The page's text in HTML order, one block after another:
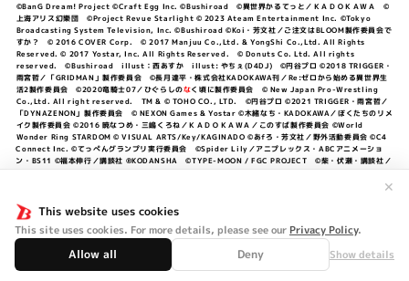
This website uses cookies
This site uses cookies. For more details, please see our Privacy Policy.
Allow all Deny Show details
✕
©BanG Dream! Project ©Craft Egg Inc. ©Bushiroad ©異世界かるてっと／ＫＡＤＯＫＡＷＡ ©
上海アリス幻樂団 ©Project Revue Starlight © 2023 Ateam Entertainment Inc. ©Tokyo
Broadcasting System Television, Inc. ©Bushiroad ©Koi・芳文社／ご注文はBLOOM製作委員会で
すか？ © 2016 COVER Corp. © 2017 Manjuu Co.,Ltd. & YongShi Co.,Ltd. All Rights
Reserved. © 2017 Yostar, Inc. All Rights Reserved. © Donuts Co. Ltd. All rights
reserved. ©Bushiroad illust：西あすか illust: やちぇ(D4DJ) ©円谷プロ ©2018 TRIGGER・
雨宮哲／「GRIDMAN」製作委員会 ©長月達平・株式会社KADOKAWA刊／Re:ゼロから始める異世界生
活2製作委員会 ©2020竜騎士07／ひぐらしのなく頃に製作委員会 © New Japan Pro-Wrestling
Co.,Ltd. All right reserved. TM & © TOHO CO., LTD. ©円谷プロ ©2021 TRIGGER・雨宮哲／
「DYNAZENON」製作委員会 © NEXON Games & Yostar ©木緒なち・KADOKAWA／ぼくたちのリメ
イク製作委員会 ©2016 暁なつめ・三嶋くろね／ＫＡＤＯＫＡＷＡ／このすば製作委員会 ©World
Wonder Ring STARDOM © VISUAL ARTS/Key/KAGINADO ©あfろ・芳文社／野外活動委員会 ©C4
Connect Inc. ©てっぺんグランプリ実行委員会 ©Spider Lily／アニプレックス・ABCアニメーショ
ン・BS11 ©福本伸行／講談社 ®KODANSHA ©TYPE-MOON / FGC PROJECT ©柴・伏瀬・講談社／
©中村力斗・野澤ゆき子／集英社・君のことが大大大大大好きな製作委員会 ©IIS-P／ぽんのみち製作委
員会 ©円谷プロ ©2023 TRIGGER・雨宮哲／「劇場版グリッドマンユニバース」製作委員会 © NEXON
Games／アビドス商店街 ©プロジェクトラブライブ！蓮ノ空女学院スクールアイドルクラブ ©「勇気爆
発バーンブレイバーン」製作委員会